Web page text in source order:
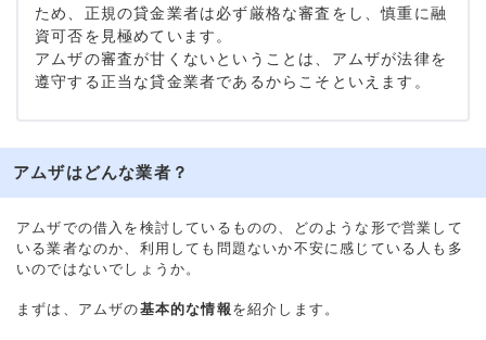
ため、正規の貸金業者は必ず厳格な審査をし、慎重に融
資可否を見極めています。
アムザの審査が甘くないということは、アムザが法律を
遵守する正当な貸金業者であるからこそといえます。
アムザはどんな業者？
アムザでの借入を検討しているものの、どのような形で営業して
いる業者なのか、利用しても問題ないか不安に感じている人も多
いのではないでしょうか。
まずは、アムザの基本的な情報 を紹介します。